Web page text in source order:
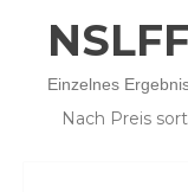
Einzelnes